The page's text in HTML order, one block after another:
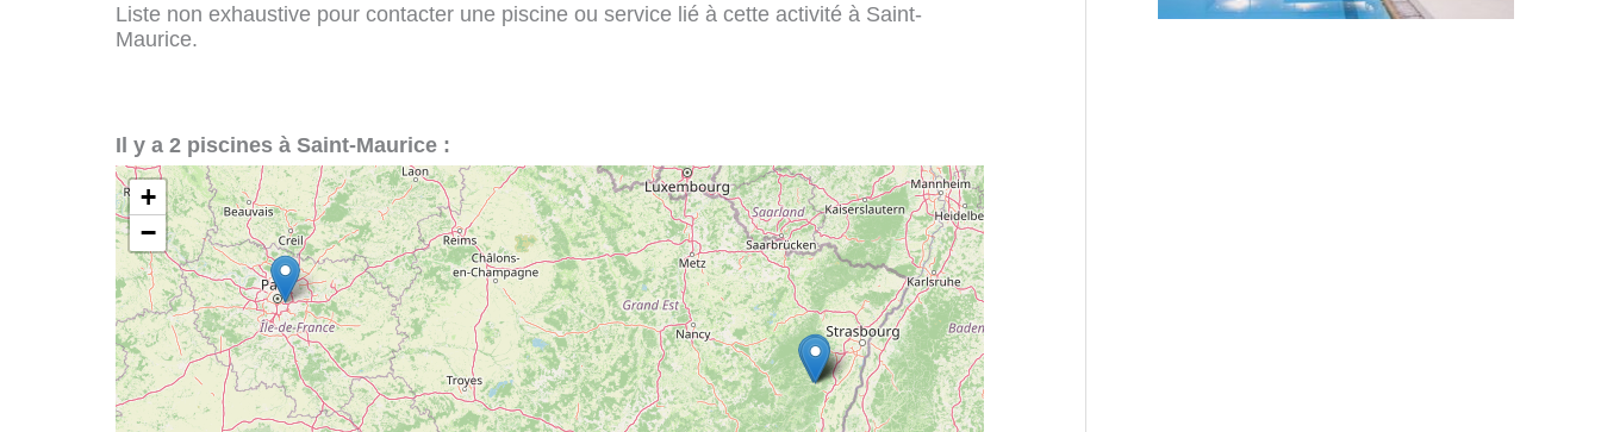
Liste non exhaustive pour contacter une piscine ou service lié à cette activité à Saint-
Maurice.
Il y a 2 piscines à Saint-Maurice :
+
−